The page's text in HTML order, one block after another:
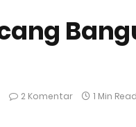
2 Komentar 1 Min Read